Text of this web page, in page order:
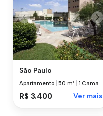
São Paulo
Apartamento |50 m² 1 Cama
R$ 3.400 Ver mais